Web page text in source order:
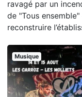
ravagé par un
de "Tous
reconstruire
Musique